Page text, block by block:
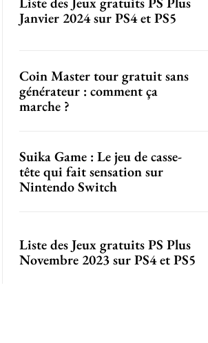
Janvier 2024 sur PS4 et PS5
Coin Master tour gratuit sans
générateur : comment ça
marche ?
Suika Game : Le jeu de casse-
tête qui fait sensation sur
Nintendo Switch
Liste des Jeux gratuits PS Plus
Novembre 2023 sur PS4 et PS5